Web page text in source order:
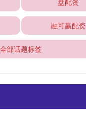
融可赢配资
全部话题标签